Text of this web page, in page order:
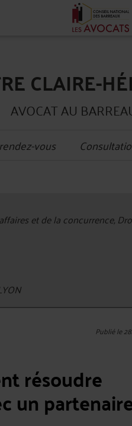
CLAIRE-
AVOCAT AU
vous
et de la concurrence,
Publié le
résoudre
un